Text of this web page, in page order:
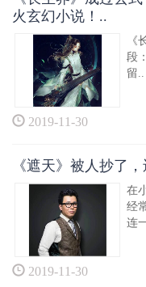
火玄幻小说！..
《
段
留..
2019-11-30
《遮天》被人抄了
在
经
连
2019-11-30